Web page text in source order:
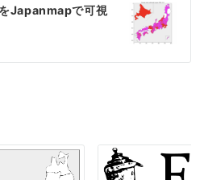
Japanmapで可視